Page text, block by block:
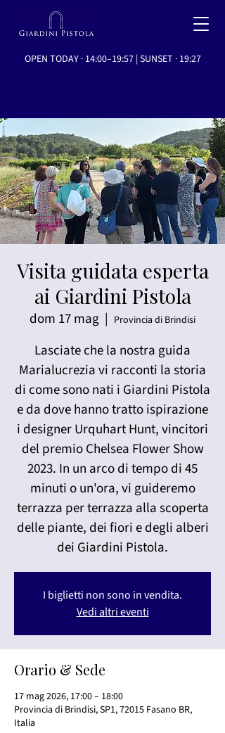
OPEN TODAY · 14:00–19:57 | SUNSET · 19:27
Visita guidata esperta
ai Giardini Pistola
dom 17 mag
  |
Provincia di Brindisi
Lasciate che la nostra guida
Marialucrezia vi racconti la storia
di come sono nati i Giardini Pistola
e da dove hanno tratto ispirazione
i designer Urquhart Hunt, vincitori
del premio Chelsea Flower Show
2023. In un arco di tempo di 45
minuti o un'ora, vi guideremo
terrazza per terrazza alla scoperta
delle piante, dei fiori e degli alberi
dei Giardini Pistola.
I biglietti non sono in vendita.
Vedi altri eventi
Orario & Sede
17 mag 2026, 17:00 – 18:00
Provincia di Brindisi, SP1, 72015 Fasano BR,
Italia